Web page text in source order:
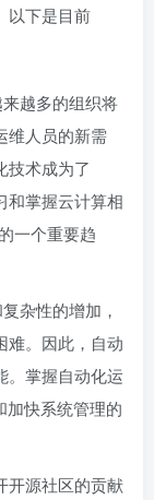
以下是目前
越多的组织将
维人员的新需
技术成为了
和掌握云计算相
一个重要趋
杂性的增加，
难。因此，自动
。掌握自动化运
加快系统管理的
开源社区的贡献